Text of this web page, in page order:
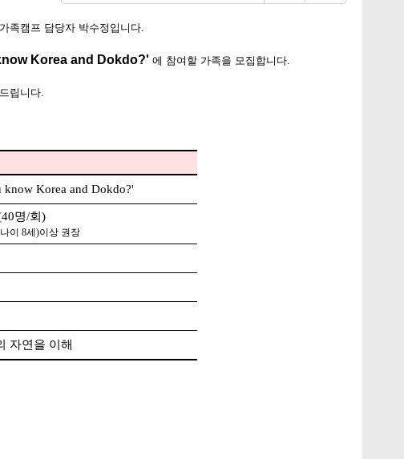
족캠프 담당자 박수정입니다.
Korea and Dokdo?' 에 참여할 가족을 모집합니다.
립니다.
Korea and Dokdo?'
명/회)
이 8세)이상 권장
자연을 이해